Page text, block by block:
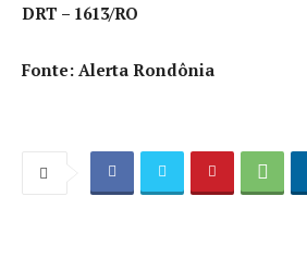
DRT – 1613/RO
Fonte: Alerta Rondônia